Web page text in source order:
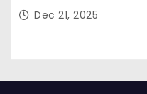
Dec 21, 2025